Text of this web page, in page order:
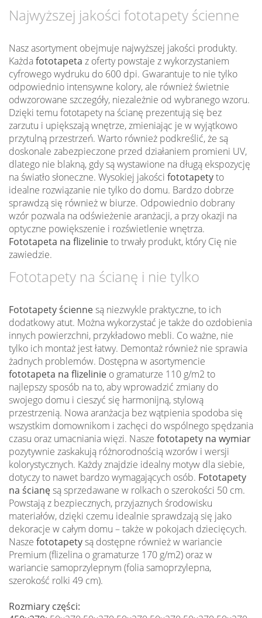
Najwyższej jakości fototapety ścienne
Nasz asortyment obejmuje najwyższej jakości produkty.
Każdafototapeta z oferty powstaje z wykorzystaniem
cyfrowego wydruku do 600 dpi. Gwarantuje to nie tylko
odpowiednio intensywne kolory, ale również świetnie
odwzorowane szczegóły, niezależnie od wybranego wzoru.
Dzięki temu fototapety na ścianę prezentują się bez
zarzutu i upiększają wnętrze, zmieniając je w wyjątkowo
przytulną przestrzeń. Warto również podkreślić, że są
doskonale zabezpieczone przed działaniem promieni UV,
dlatego nie blakną, gdy są wystawione na długą ekspozycję
na światło słoneczne. Wysokiej jakości fototapetyto
idealne rozwiązanie nie tylko do domu. Bardzo dobrze
sprawdzą się również w biurze. Odpowiednio dobrany
wzór pozwala na odświeżenie aranżacji, a przy okazji na
optyczne powiększenie i rozświetlenie wnętrza.
Fototapeta na flizelinieto trwały produkt, który Cię nie
zawiedzie.
Fototapety na ścianę i nie tylko
Fototapety ściennesą niezwykle praktyczne, to ich
dodatkowy atut. Można wykorzystać je także do ozdobienia
innych powierzchni, przykładowo mebli. Co ważne, nie
tylko ich montaż jest łatwy. Demontaż również nie sprawia
żadnych problemów. Dostępna w asortymencie
fototapeta na flizelinie o gramaturze 110 g/m2 to
najlepszy sposób na to, aby wprowadzić zmiany do
swojego domu i cieszyć się harmonijną, stylową
przestrzenią. Nowa aranżacja bez wątpienia spodoba się
wszystkim domownikom i zachęci do wspólnego spędzania
czasu oraz umacniania więzi. Nasze fototapety na wymiar
pozytywnie zaskakują różnorodnością wzorów i wersji
kolorystycznych. Każdy znajdzie idealny motyw dla siebie,
dotyczy to nawet bardzo wymagających osób. Fototapety
na ścianęsą sprzedawane w rolkach o szerokości 50 cm.
Powstają z bezpiecznych, przyjaznych środowisku
materiałów, dzięki czemu idealnie sprawdzają się jako
dekoracje w całym domu – także w pokojach dziecięcych.
Nasze fototapetysą dostępne również w wariancie
Premium (flizelina o gramaturze 170 g/m2) oraz w
wariancie samoprzylepnym (folia samoprzylepna,
szerokość rolki 49 cm).
Rozmiary części: